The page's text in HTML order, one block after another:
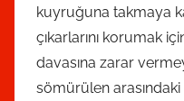
kuyruğuna takmaya
çıkarlarını korumak
davasına zarar
sömürülen arasındaki